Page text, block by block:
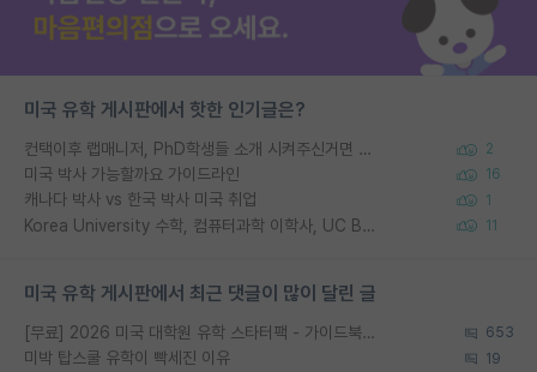
미국 유학 게시판에서 핫한 인기글은?
컨택이후 랩매니저, PhD학생들 소개 시켜주신거면 거의 컨펌에 가깝나요? 2
미국 박사 가능할까요 가이드라인 16
캐나다 박사 vs 한국 박사 미국 취업 1
Korea University 수학, 컴퓨터과학 이학사, UC Berkeley 산업공학 대학원 공학박사가 되는 것은 쉽지 않겠죠? 11
미국 유학 게시판에서 최근 댓글이 많이 달린 글
[무료] 2026 미국 대학원 유학 스타터팩 - 가이드북 & 합격자 컨택메일 템플릿 653
미박 탑스쿨 유학이 빡세진 이유 19